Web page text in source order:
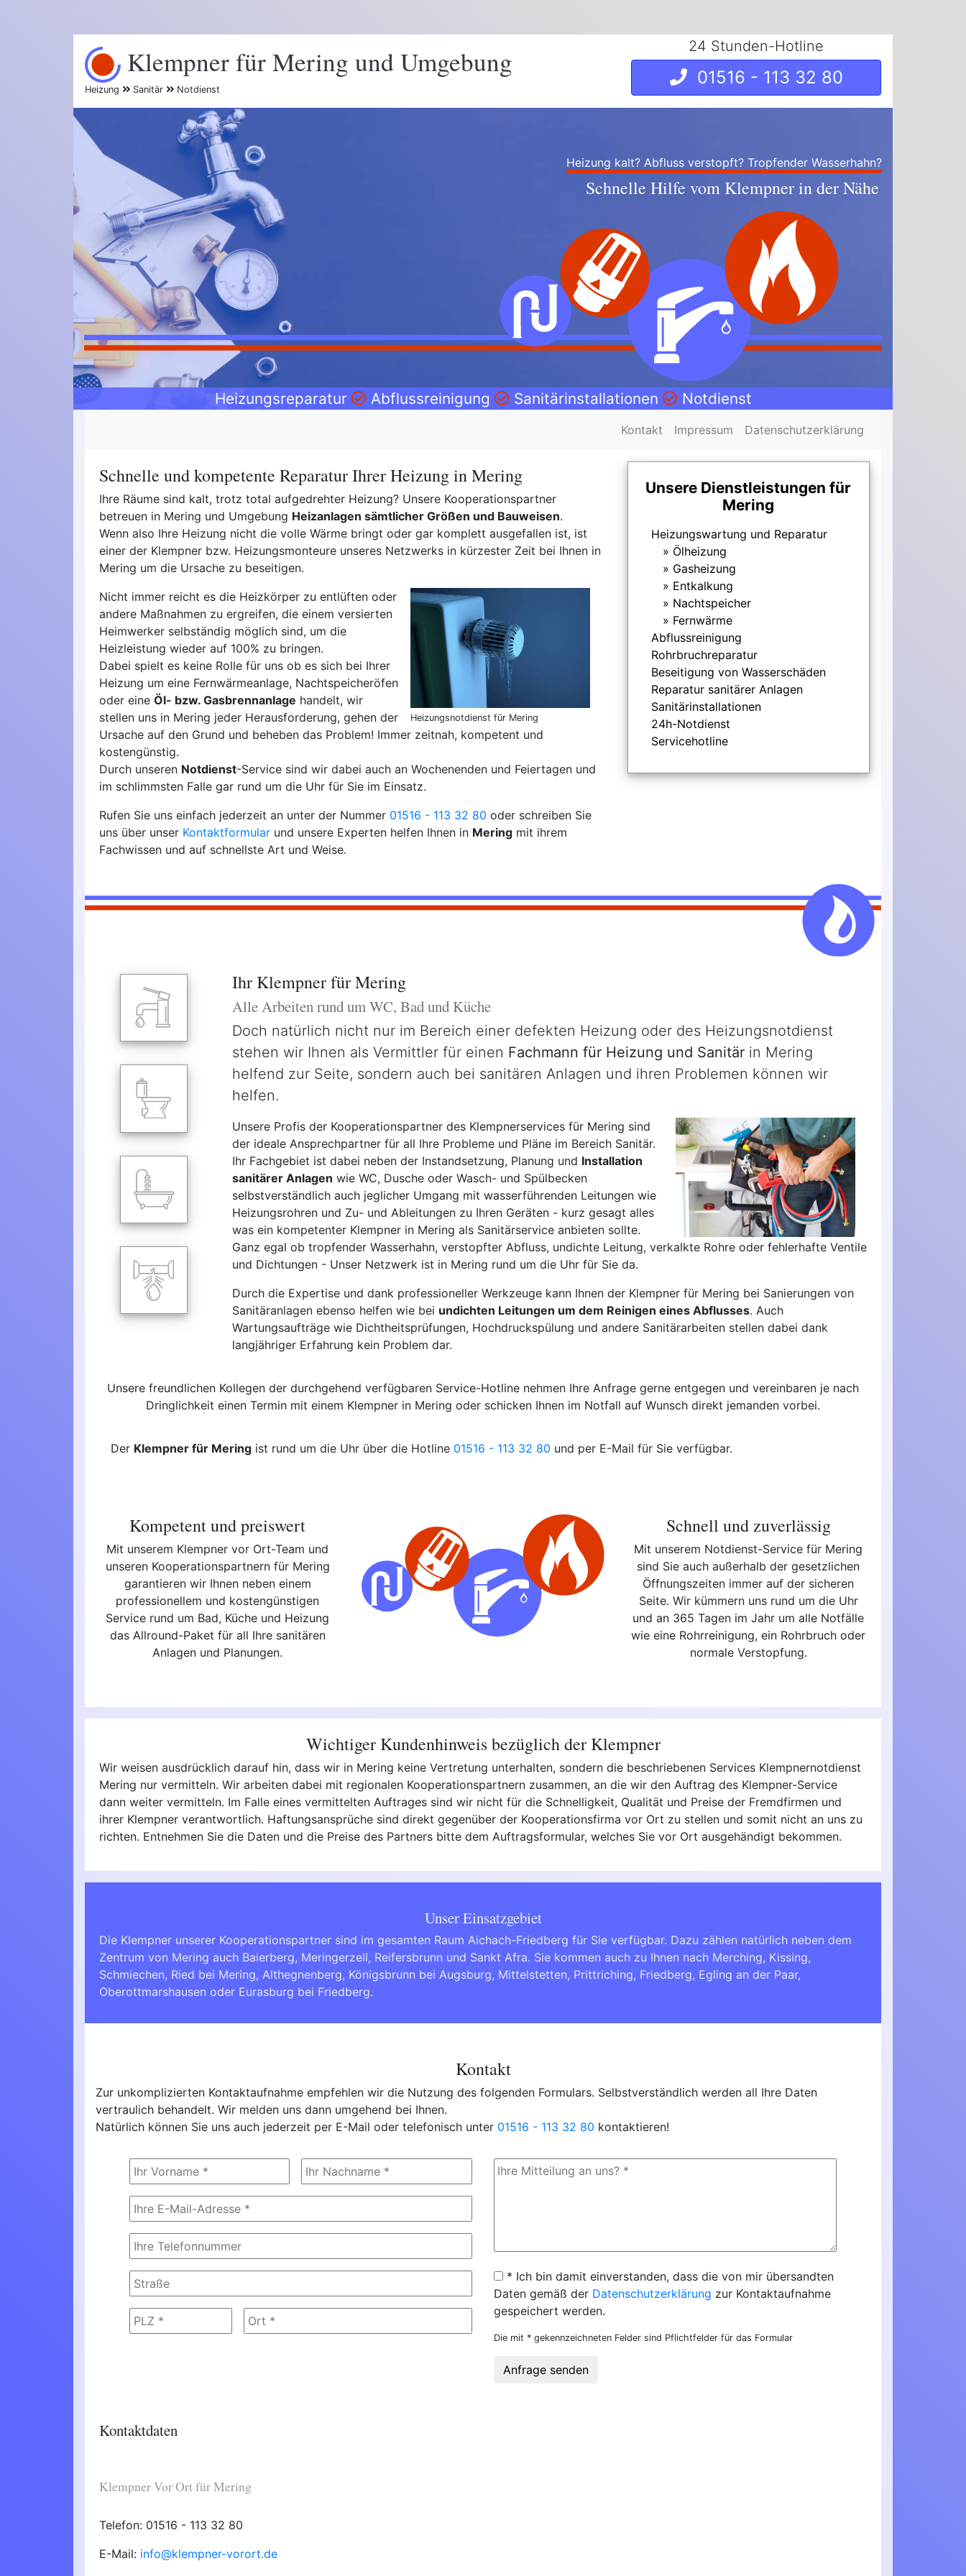
Klempner für Mering und Umgebung
Heizung Sanitär Notdienst
24 Stunden-Hotline
01516 - 113 32 80
Heizung kalt? Abfluss verstopft? Tropfender Wasserhahn?
Schnelle Hilfe vom Klempner in der Nähe
Heizungsreparatur Abflussreinigung Sanitärinstallationen Notdienst
Kontakt Impressum Datenschutzerklärung
Schnelle und kompetente Reparatur Ihrer Heizung in Mering
Ihre Räume sind kalt, trotz total aufgedrehter Heizung? Unsere Kooperationspartner
betreuen in Mering und Umgebung Heizanlagen sämtlicher Größen und Bauweisen.
Wenn also Ihre Heizung nicht die volle Wärme bringt oder gar komplett ausgefallen ist, ist
einer der Klempner bzw. Heizungsmonteure unseres Netzwerks in kürzester Zeit bei Ihnen in
Mering um die Ursache zu beseitigen.
Heizungsnotdienst für Mering
Nicht immer reicht es die Heizkörper zu entlüften oder
andere Maßnahmen zu ergreifen, die einem versierten
Heimwerker selbständig möglich sind, um die
Heizleistung wieder auf 100% zu bringen.
Dabei spielt es keine Rolle für uns ob es sich bei Ihrer
Heizung um eine Fernwärmeanlage, Nachtspeicheröfen
oder eine Öl- bzw. Gasbrennanlage handelt, wir
stellen uns in Mering jeder Herausforderung, gehen der
Ursache auf den Grund und beheben das Problem! Immer zeitnah, kompetent und
kostengünstig.
Durch unseren Notdienst-Service sind wir dabei auch an Wochenenden und Feiertagen und
im schlimmsten Falle gar rund um die Uhr für Sie im Einsatz.
Rufen Sie uns einfach jederzeit an unter der Nummer 01516 - 113 32 80 oder schreiben Sie
uns über unser Kontaktformular und unsere Experten helfen Ihnen in Mering mit ihrem
Fachwissen und auf schnellste Art und Weise.
Unsere Dienstleistungen für
Mering
Heizungswartung und Reparatur
Ölheizung
Gasheizung
Entkalkung
Nachtspeicher
Fernwärme
Abflussreinigung
Rohrbruchreparatur
Beseitigung von Wasserschäden
Reparatur sanitärer Anlagen
Sanitärinstallationen
24h-Notdienst
Servicehotline
Ihr Klempner für Mering
Alle Arbeiten rund um WC, Bad und Küche
Doch natürlich nicht nur im Bereich einer defekten Heizung oder des Heizungsnotdienst
stehen wir Ihnen als Vermittler für einen Fachmann für Heizung und Sanitärin Mering
helfend zur Seite, sondern auch bei sanitären Anlagen und ihren Problemen können wir
helfen.
Unsere Profis der Kooperationspartner des Klempnerservices für Mering sind
der ideale Ansprechpartner für all Ihre Probleme und Pläne im Bereich Sanitär.
Ihr Fachgebiet ist dabei neben der Instandsetzung, Planung und Installation
sanitärer Anlagen wie WC, Dusche oder Wasch- und Spülbecken
selbstverständlich auch jeglicher Umgang mit wasserführenden Leitungen wie
Heizungsrohren und Zu- und Ableitungen zu Ihren Geräten - kurz gesagt alles
was ein kompetenter Klempner in Mering als Sanitärservice anbieten sollte.
Ganz egal ob tropfender Wasserhahn, verstopfter Abfluss, undichte Leitung, verkalkte Rohre oder fehlerhafte Ventile
und Dichtungen - Unser Netzwerk ist in Mering rund um die Uhr für Sie da.
Durch die Expertise und dank professioneller Werkzeuge kann Ihnen der Klempner für Mering bei Sanierungen von
Sanitäranlagen ebenso helfen wie bei undichten Leitungen um dem Reinigen eines Abflusses. Auch
Wartungsaufträge wie Dichtheitsprüfungen, Hochdruckspülung und andere Sanitärarbeiten stellen dabei dank
langjähriger Erfahrung kein Problem dar.
Unsere freundlichen Kollegen der durchgehend verfügbaren Service-Hotline nehmen Ihre Anfrage gerne entgegen und vereinbaren je nach
Dringlichkeit einen Termin mit einem Klempner in Mering oder schicken Ihnen im Notfall auf Wunsch direkt jemanden vorbei.
Der Klempner für Mering ist rund um die Uhr über die Hotline 01516 - 113 32 80 und per E-Mail für Sie verfügbar.
Kompetent und preiswert
Mit unserem Klempner vor Ort-Team und
unseren Kooperationspartnern für Mering
garantieren wir Ihnen neben einem
professionellem und kostengünstigen
Service rund um Bad, Küche und Heizung
das Allround-Paket für all Ihre sanitären
Anlagen und Planungen.
Schnell und zuverlässig
Mit unserem Notdienst-Service für Mering
sind Sie auch außerhalb der gesetzlichen
Öffnungszeiten immer auf der sicheren
Seite. Wir kümmern uns rund um die Uhr
und an 365 Tagen im Jahr um alle Notfälle
wie eine Rohrreinigung, ein Rohrbruch oder
normale Verstopfung.
Wichtiger Kundenhinweis bezüglich der Klempner
Wir weisen ausdrücklich darauf hin, dass wir in Mering keine Vertretung unterhalten, sondern die beschriebenen Services Klempnernotdienst
Mering nur vermitteln. Wir arbeiten dabei mit regionalen Kooperationspartnern zusammen, an die wir den Auftrag des Klempner-Service
dann weiter vermitteln. Im Falle eines vermittelten Auftrages sind wir nicht für die Schnelligkeit, Qualität und Preise der Fremdfirmen und
ihrer Klempner verantwortlich. Haftungsansprüche sind direkt gegenüber der Kooperationsfirma vor Ort zu stellen und somit nicht an uns zu
richten. Entnehmen Sie die Daten und die Preise des Partners bitte dem Auftragsformular, welches Sie vor Ort ausgehändigt bekommen.
Unser Einsatzgebiet
Die Klempner unserer Kooperationspartner sind im gesamten Raum Aichach-Friedberg für Sie verfügbar. Dazu zählen natürlich neben dem
Zentrum von Mering auch Baierberg, Meringerzell, Reifersbrunn und Sankt Afra. Sie kommen auch zu Ihnen nach Merching, Kissing,
Schmiechen, Ried bei Mering, Althegnenberg, Königsbrunn bei Augsburg, Mittelstetten, Prittriching, Friedberg, Egling an der Paar,
Oberottmarshausen oder Eurasburg bei Friedberg.
Kontakt
Zur unkomplizierten Kontaktaufnahme empfehlen wir die Nutzung des folgenden Formulars. Selbstverständlich werden all Ihre Daten
vertraulich behandelt. Wir melden uns dann umgehend bei Ihnen.
Natürlich können Sie uns auch jederzeit per E-Mail oder telefonisch unter 01516 - 113 32 80 kontaktieren!
* Ich bin damit einverstanden, dass die von mir übersandten
Daten gemäß der Datenschutzerklärung zur Kontaktaufnahme
gespeichert werden.
Die mit * gekennzeichneten Felder sind Pflichtfelder für das Formular
Anfrage senden
Kontaktdaten
Klempner Vor Ort für Mering
Telefon: 01516 - 113 32 80
E-Mail: info@klempner-vorort.de